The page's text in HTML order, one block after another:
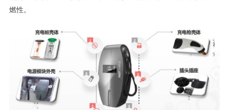
燃性。